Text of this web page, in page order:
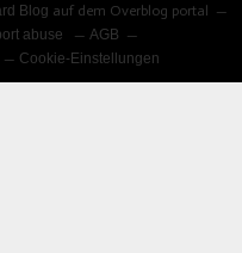
Blog auf dem Overblog portal
abuse
AGB
Cookie-Einstellungen